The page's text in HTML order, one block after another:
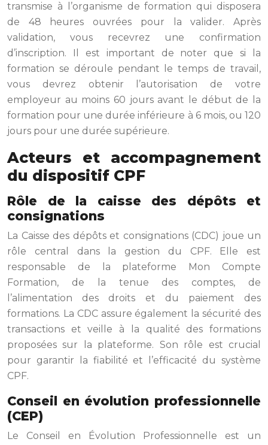
transmise à l’organisme de formation qui disposera
de 48 heures ouvrées pour la valider. Après
validation, vous recevrez une confirmation
d’inscription. Il est important de noter que si la
formation se déroule pendant le temps de travail,
vous devrez obtenir l’autorisation de votre
employeur au moins 60 jours avant le début de la
formation pour une durée inférieure à 6 mois, ou 120
jours pour une durée supérieure.
Acteurs et accompagnement
du dispositif CPF
Rôle de la caisse des dépôts et
consignations
La Caisse des dépôts et consignations (CDC) joue un
rôle central dans la gestion du CPF. Elle est
responsable de la plateforme Mon Compte
Formation, de la tenue des comptes, de
l’alimentation des droits et du paiement des
formations. La CDC assure également la sécurité des
transactions et veille à la qualité des formations
proposées sur la plateforme. Son rôle est crucial
pour garantir la fiabilité et l’efficacité du système
CPF.
Conseil en évolution professionnelle
(CEP)
Le Conseil en Évolution Professionnelle est un